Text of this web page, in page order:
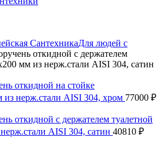
СантехникаДля людей с
откидной с держателем
мм из нерж.стали AISI 304, сатин
откидной на стойке
из нерж.стали AISI 304, хром 77000 ₽
откидной с держателем туалетной
AISI 304, сатин 40810 ₽